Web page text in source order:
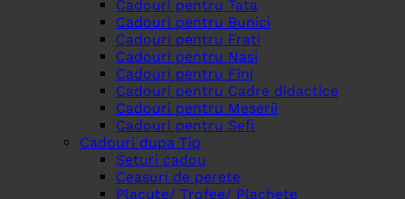
Cadouri pentru Tata
Cadouri pentru Bunici
Cadouri pentru Frati
Cadouri pentru Nasi
Cadouri pentru Fini
Cadouri pentru Cadre didactice
Cadouri pentru Meserii
Cadouri pentru Sefi
Cadouri dupa Tip
Seturi cadou
Ceasuri de perete
Placute/ Trofee/ Plachete